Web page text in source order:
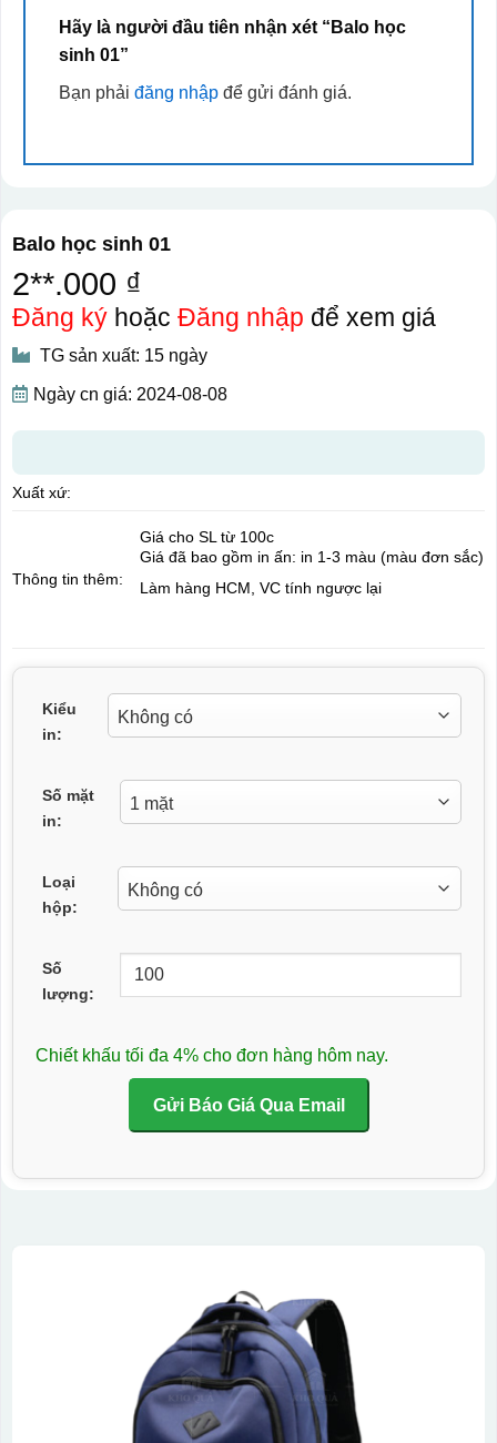
Hãy là người đầu tiên nhận xét “Balo học
sinh 01”
Bạn phải đăng nhậpđể gửi đánh giá.
Balo học sinh 01
2**.000 ₫
Đăng kýhoặc Đăng nhập để xem giá
TG sản xuất: 15 ngày
Ngày cn giá: 2024-08-08
Xuất xứ:
Thông tin thêm:
Giá cho SL từ 100c
Giá đã bao gồm in ấn: in 1-3 màu (màu đơn sắc)
Làm hàng HCM, VC tính ngược lại
Kiểu
in:
Số mặt
in:
Loại
hộp:
Số
lượng:
Chiết khấu tối đa 4% cho đơn hàng hôm nay.
Gửi Báo Giá Qua Email